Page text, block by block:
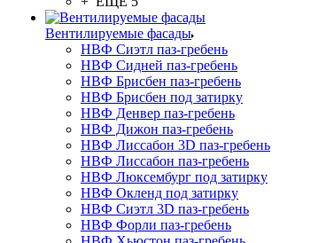
Вентилируемые фасады
НВФ Сиэтл паз-гребень
НВФ Сидней паз-гребень
НВФ Брисбен паз-гребень
НВФ Брисбен под затирку
НВФ Денвер паз-гребень
НВФ Дижон паз-гребень
НВФ Лиссабон 3D паз-гребень
НВФ Лиссабон паз-гребень
НВФ Люксембург под затирку
НВФ Окленд под затирку
НВФ Сиэтл 3D паз-гребень
НВФ Форли паз-гребень